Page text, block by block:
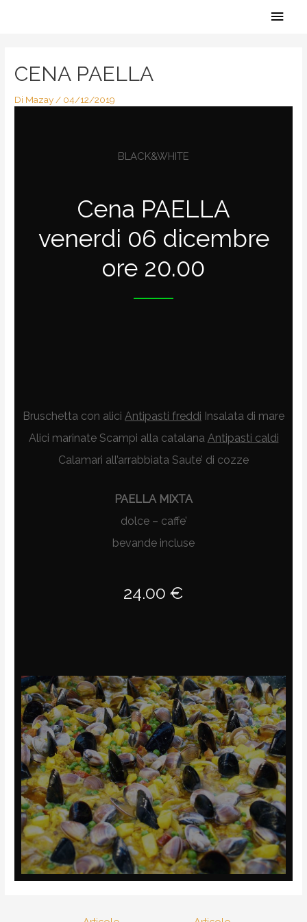
CENA PAELLA
Di Mazay / 04/12/2019
BLACK&WHITE
Cena PAELLA
venerdi 06 dicembre
ore 20.00
Bruschetta con alici Antipasti freddi Insalata di mare
Alici marinate Scampi alla catalana Antipasti caldi
Calamari all’arrabbiata Saute’ di cozze
PAELLA MIXTA
dolce – caffe’
bevande incluse
24.00 €